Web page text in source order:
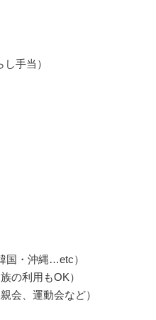
手当）
国・沖縄…etc）
の利用もOK）
会、運動会など）